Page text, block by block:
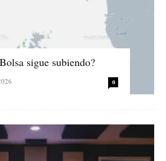
sigue subiendo?
0